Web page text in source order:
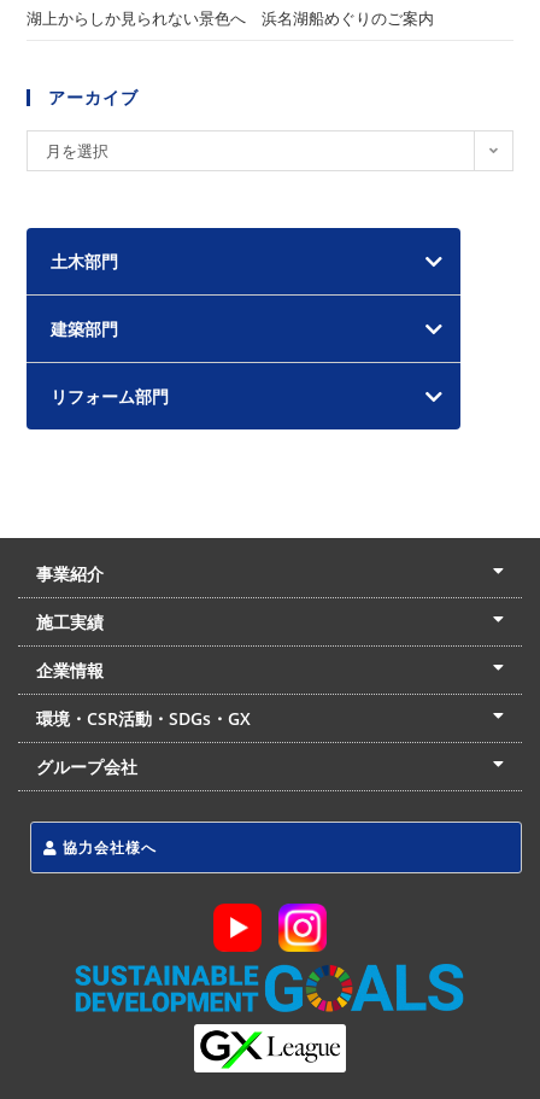
湖上からしか見られない景色へ 浜名湖船めぐりのご案内
アーカイブ
ー
イ
月を選択
土木部門
建築部門
リフォーム部門
事業紹介
土木本部
建築本部
PPP・PFI
リフォーム・リノベーション
中村建設の家
施工実績
土木部門
建築部門
リフォーム部門
住宅部門
名古屋支店
東京支店
企業情報
会社概要
経営理念
沿革
リクルート
最新情報
お問合せ
環境・CSR活動・SDGs・GX
LSS流動化処理工法
CSR・SDGs・GX
発電事業
次世代ZEBオフィス
グループ会社
協力会社様へ